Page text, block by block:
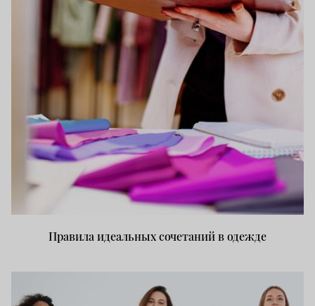
Правила идеальных сочетаний в одежде